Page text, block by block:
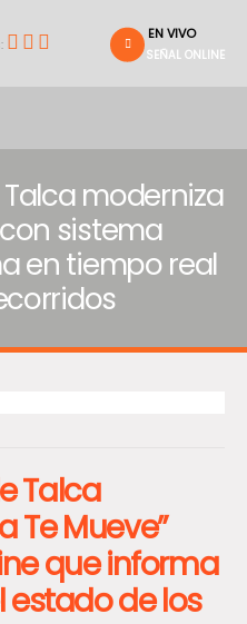
EN VIVO
SEÑAL ONLINE
moderniza
con sistema
en tiempo real
Talca
Te Mueve”
que informa
estado de los